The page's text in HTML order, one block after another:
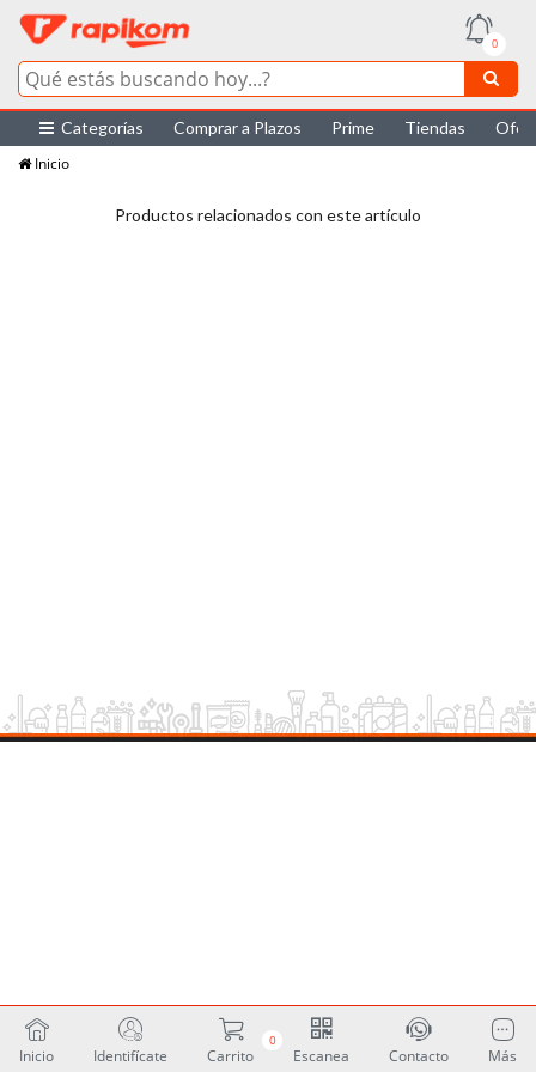
0
Categorías Comprar a Plazos Prime Tiendas
Inicio
Productos relacionados con este artículo
Inicio Identifícate
0
Carrito Escanea Contacto Más